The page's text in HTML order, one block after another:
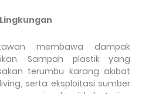
membawa dampak
Sampah plastik yang
terumbu karang akibat
serta eksploitasi sumber